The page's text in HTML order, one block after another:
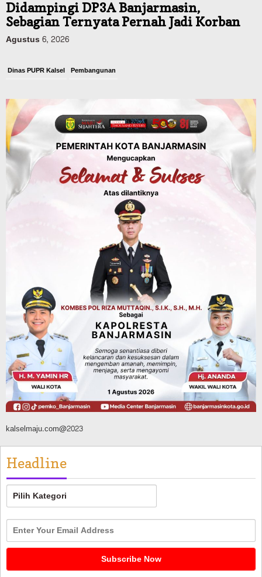
Didampingi DP3A Banjarmasin,
Sebagian Ternyata Pernah Jadi Korban
Agustus 6, 2026
Dinas PUPR Kalsel Pembangunan
Pemerintah Janji Tingkatkan Fasilitas
Keselamatan Jalan Alternatif
Banjarbaru–Batulicin
Agustus 6, 2026
Dinas Kehutanan Kalsel
Tahura Sultan Adam Sempat Alami
Kebakaran Lahan, Api Berhasil
Dipadamkan, Kadishut Kalsel
Memimpin Langsung Aksi di Lapangan
Advertorial Pemkab Balangan
Silaturahmi ke DPRD Balangan, Kapolres
AKBP Arif Mansyur Perkuat Koordinasi
Keamanan Daerah
Agustus 6, 2026
kalselmaju.com@2023
Headline
Headline